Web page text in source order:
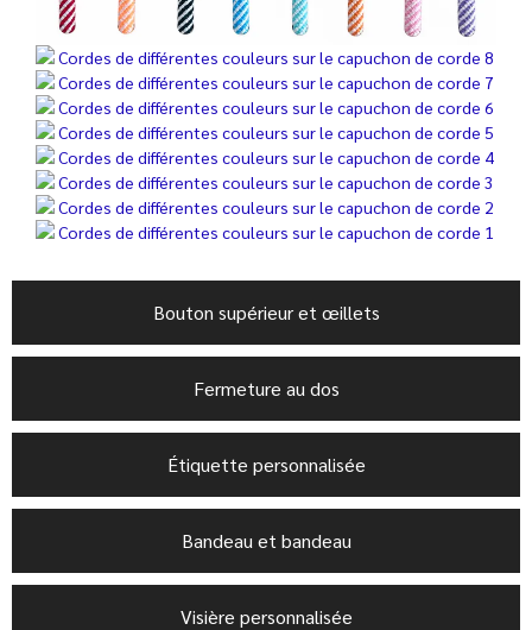
Bouton supérieur et œillets
Fermeture au dos
Étiquette personnalisée
Bandeau et bandeau
Visière personnalisée